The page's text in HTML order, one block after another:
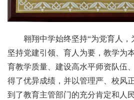
翱翔中学始终坚持“为党育人，
坚持党建引领、育人为要，教学为
育教学质量、建设高水平师资队伍
得了优异成绩，并以管理严、校风
到了教育主管部门的充分肯定和人